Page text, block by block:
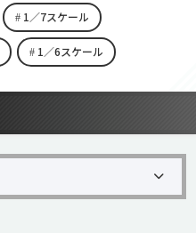
1／7スケール
1／6スケール
content-slider id=9342]